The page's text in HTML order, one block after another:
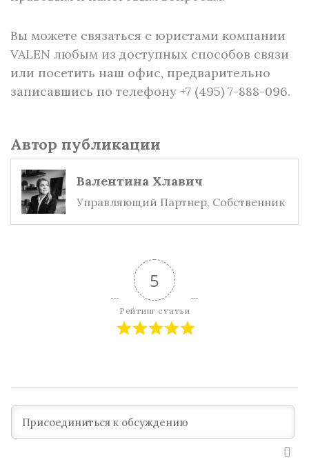
Вы можете связаться с юристами компании
VALEN любым из доступных способов связи
или посетить наш офис, предварительно
записавшись по телефону +7 (495) 7-888-096.
Автор публикации
Валентина Хлавич
Управляющий Партнер, Собственник
5
Рейтинг статьи